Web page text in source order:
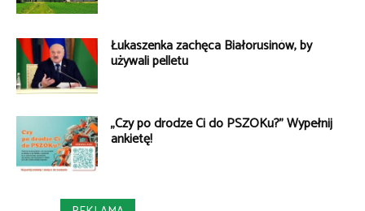
Łukaszenka zachęca Białorusinów, by
używali pelletu
„Czy po drodze Ci do PSZOKu?” Wypełnij
ankietę!